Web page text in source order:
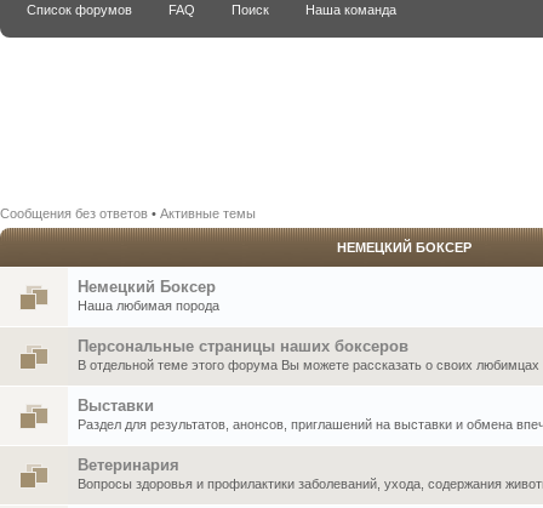
Список форумов FAQ Поиск Наша команда
Сообщения без ответов • Активные темы
НЕМЕЦКИЙ БОКСЕР
Немецкий Боксер
Наша любимая порода
Персональные страницы наших боксеров
В отдельной теме этого форума Вы можете рассказать о своих любимцах
Выставки
Раздел для результатов, анонсов, приглашений на выставки и обмена
Ветеринария
Вопросы здоровья и профилактики заболеваний, ухода, содержания